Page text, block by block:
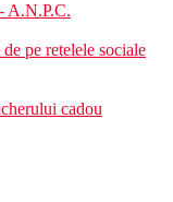
A.N.P.C.
pe retelele sociale
cadou